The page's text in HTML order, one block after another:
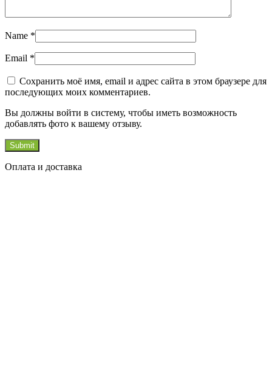
Name *
Email *
Сохранить моё имя, email и адрес сайта в этом браузере для
последующих моих комментариев.
Вы должны войти в систему, чтобы иметь возможность
добавлять фото к вашему отзыву.
Оплата и доставка